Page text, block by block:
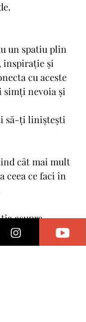
un spatiu plin
inspirație și
cu aceste
simți nevoia și
să-ți liniștești
cât mai mult
ceea ce faci în
asupra
întreții, ele tind
liniștească.